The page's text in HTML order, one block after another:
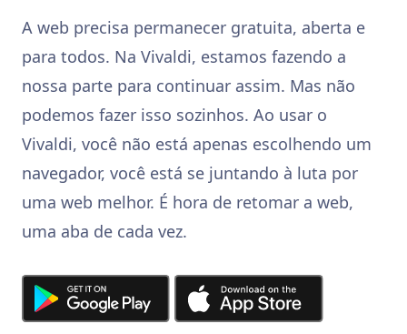
A web precisa permanecer gratuita, aberta e
para todos. Na Vivaldi, estamos fazendo a
nossa parte para continuar assim. Mas não
podemos fazer isso sozinhos. Ao usar o
Vivaldi, você não está apenas escolhendo um
navegador, você está se juntando à luta por
uma web melhor. É hora de retomar a web,
uma aba de cada vez.